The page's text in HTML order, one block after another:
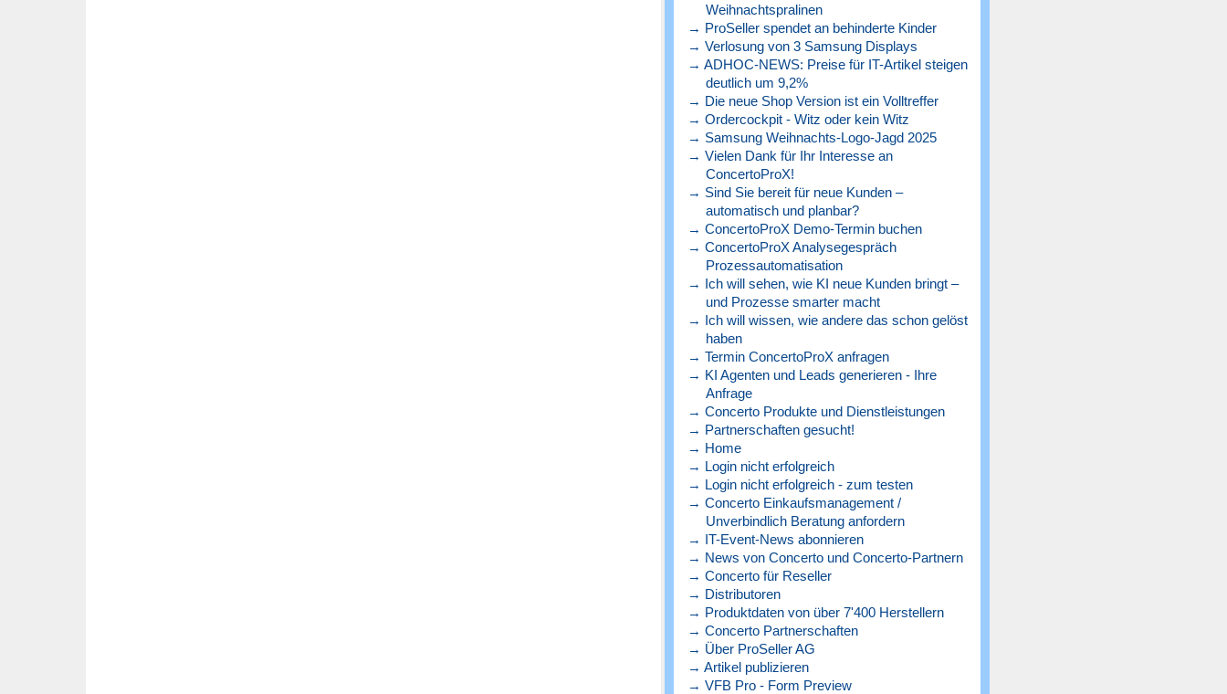
Weihnachtspralinen
→ ProSeller spendet an behinderte Kinder
→ Verlosung von 3 Samsung Displays
→ ADHOC-NEWS: Preise für IT-Artikel steigen
deutlich um 9,2%
→ Die neue Shop Version ist ein Volltreffer
→ Ordercockpit - Witz oder kein Witz
→ Samsung Weihnachts-Logo-Jagd 2025
→ Vielen Dank für Ihr Interesse an
ConcertoProX!
→ Sind Sie bereit für neue Kunden –
automatisch und planbar?
→ ConcertoProX Demo-Termin buchen
→ ConcertoProX Analysegespräch
Prozessautomatisation
→ Ich will sehen, wie KI neue Kunden bringt –
und Prozesse smarter macht
→ Ich will wissen, wie andere das schon gelöst
haben
→ Termin ConcertoProX anfragen
→ KI Agenten und Leads generieren - Ihre
Anfrage
→ Concerto Produkte und Dienstleistungen
→ Partnerschaften gesucht!
→ Home
→ Login nicht erfolgreich
→ Login nicht erfolgreich - zum testen
→ Concerto Einkaufsmanagement /
Unverbindlich Beratung anfordern
→ IT-Event-News abonnieren
→ News von Concerto und Concerto-Partnern
→ Concerto für Reseller
→ Distributoren
→ Produktdaten von über 7'400 Herstellern
→ Concerto Partnerschaften
→ Über ProSeller AG
→ Artikel publizieren
→ VFB Pro - Form Preview